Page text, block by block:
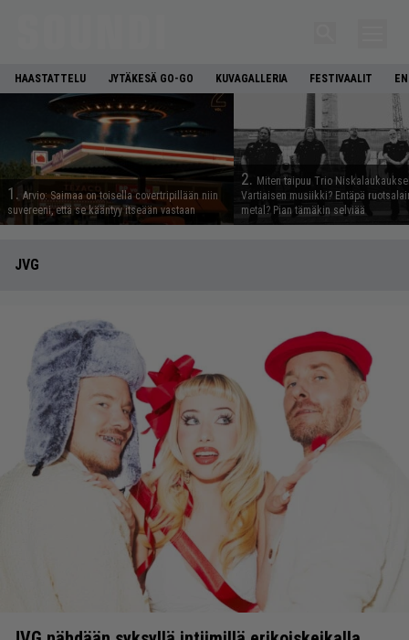
HAASTATTELU JYTÄKESÄ GO-GO KUVAGALLERIA FESTIVAALIT
1. Arvio: Saimaa on toisella covertripillään niin
suvereeni, että se kääntyy itseään vastaan
2. Miten taipuu Trio
Vartiaisen musiikki? Entäpä
metal? Pian tämäkin selviää
JVG